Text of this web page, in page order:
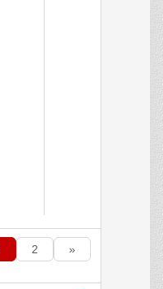
2 »